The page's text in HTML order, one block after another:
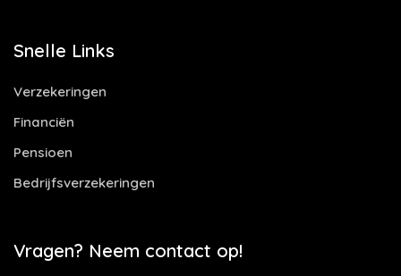
Snelle Links
Verzekeringen
Financiën
Pensioen
Bedrijfsverzekeringen
Vragen? Neem contact op!